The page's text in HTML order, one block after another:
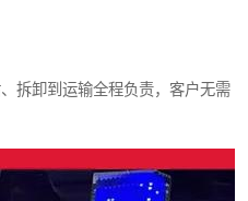
拆卸到运输全程负责，客户无需